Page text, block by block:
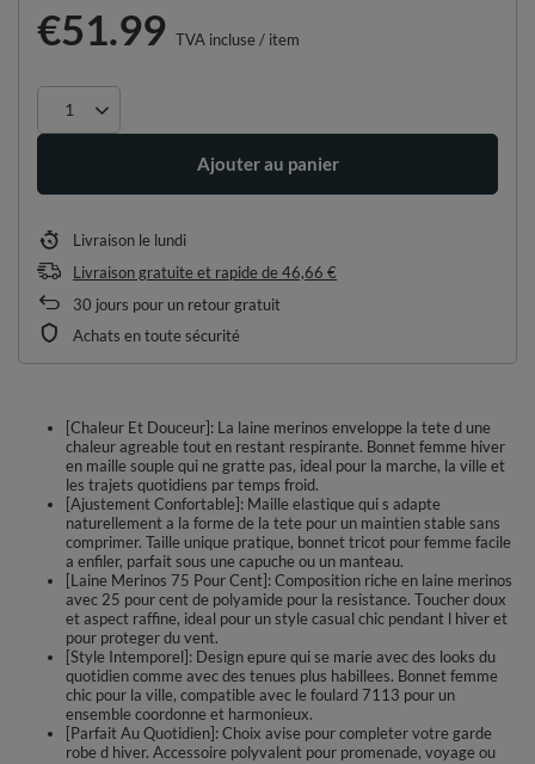
€51.99 TVA incluse/ item
Ajouter au panier
Livraison le lundi
Livraison gratuite et rapidede46,66 €
30 jours pour un retour gratuit
Achats en toute sécurité
[Chaleur Et Douceur]: La laine merinos enveloppe la tete d une
chaleur agreable tout en restant respirante. Bonnet femme hiver
en maille souple qui ne gratte pas, ideal pour la marche, la ville et
les trajets quotidiens par temps froid.
[Ajustement Confortable]: Maille elastique qui s adapte
naturellement a la forme de la tete pour un maintien stable sans
comprimer. Taille unique pratique, bonnet tricot pour femme facile
a enfiler, parfait sous une capuche ou un manteau.
[Laine Merinos 75 Pour Cent]: Composition riche en laine merinos
avec 25 pour cent de polyamide pour la resistance. Toucher doux
et aspect raffine, ideal pour un style casual chic pendant l hiver et
pour proteger du vent.
[Style Intemporel]: Design epure qui se marie avec des looks du
quotidien comme avec des tenues plus habillees. Bonnet femme
chic pour la ville, compatible avec le foulard 7113 pour un
ensemble coordonne et harmonieux.
[Parfait Au Quotidien]: Choix avise pour completer votre garde
robe d hiver. Accessoire polyvalent pour promenade, voyage ou